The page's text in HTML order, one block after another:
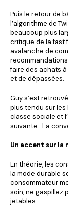
Puis le retour de
l’algorithme de
beaucoup plus
critique de la fast
avalanche de
faire des achats
et de dépassées.
Guy s’est
plus tendu sur les
classe sociale et
suivante : La
Un accent sur la
En théorie, les
la mode durable
consommateur
soin, ne gaspillez
jetables.